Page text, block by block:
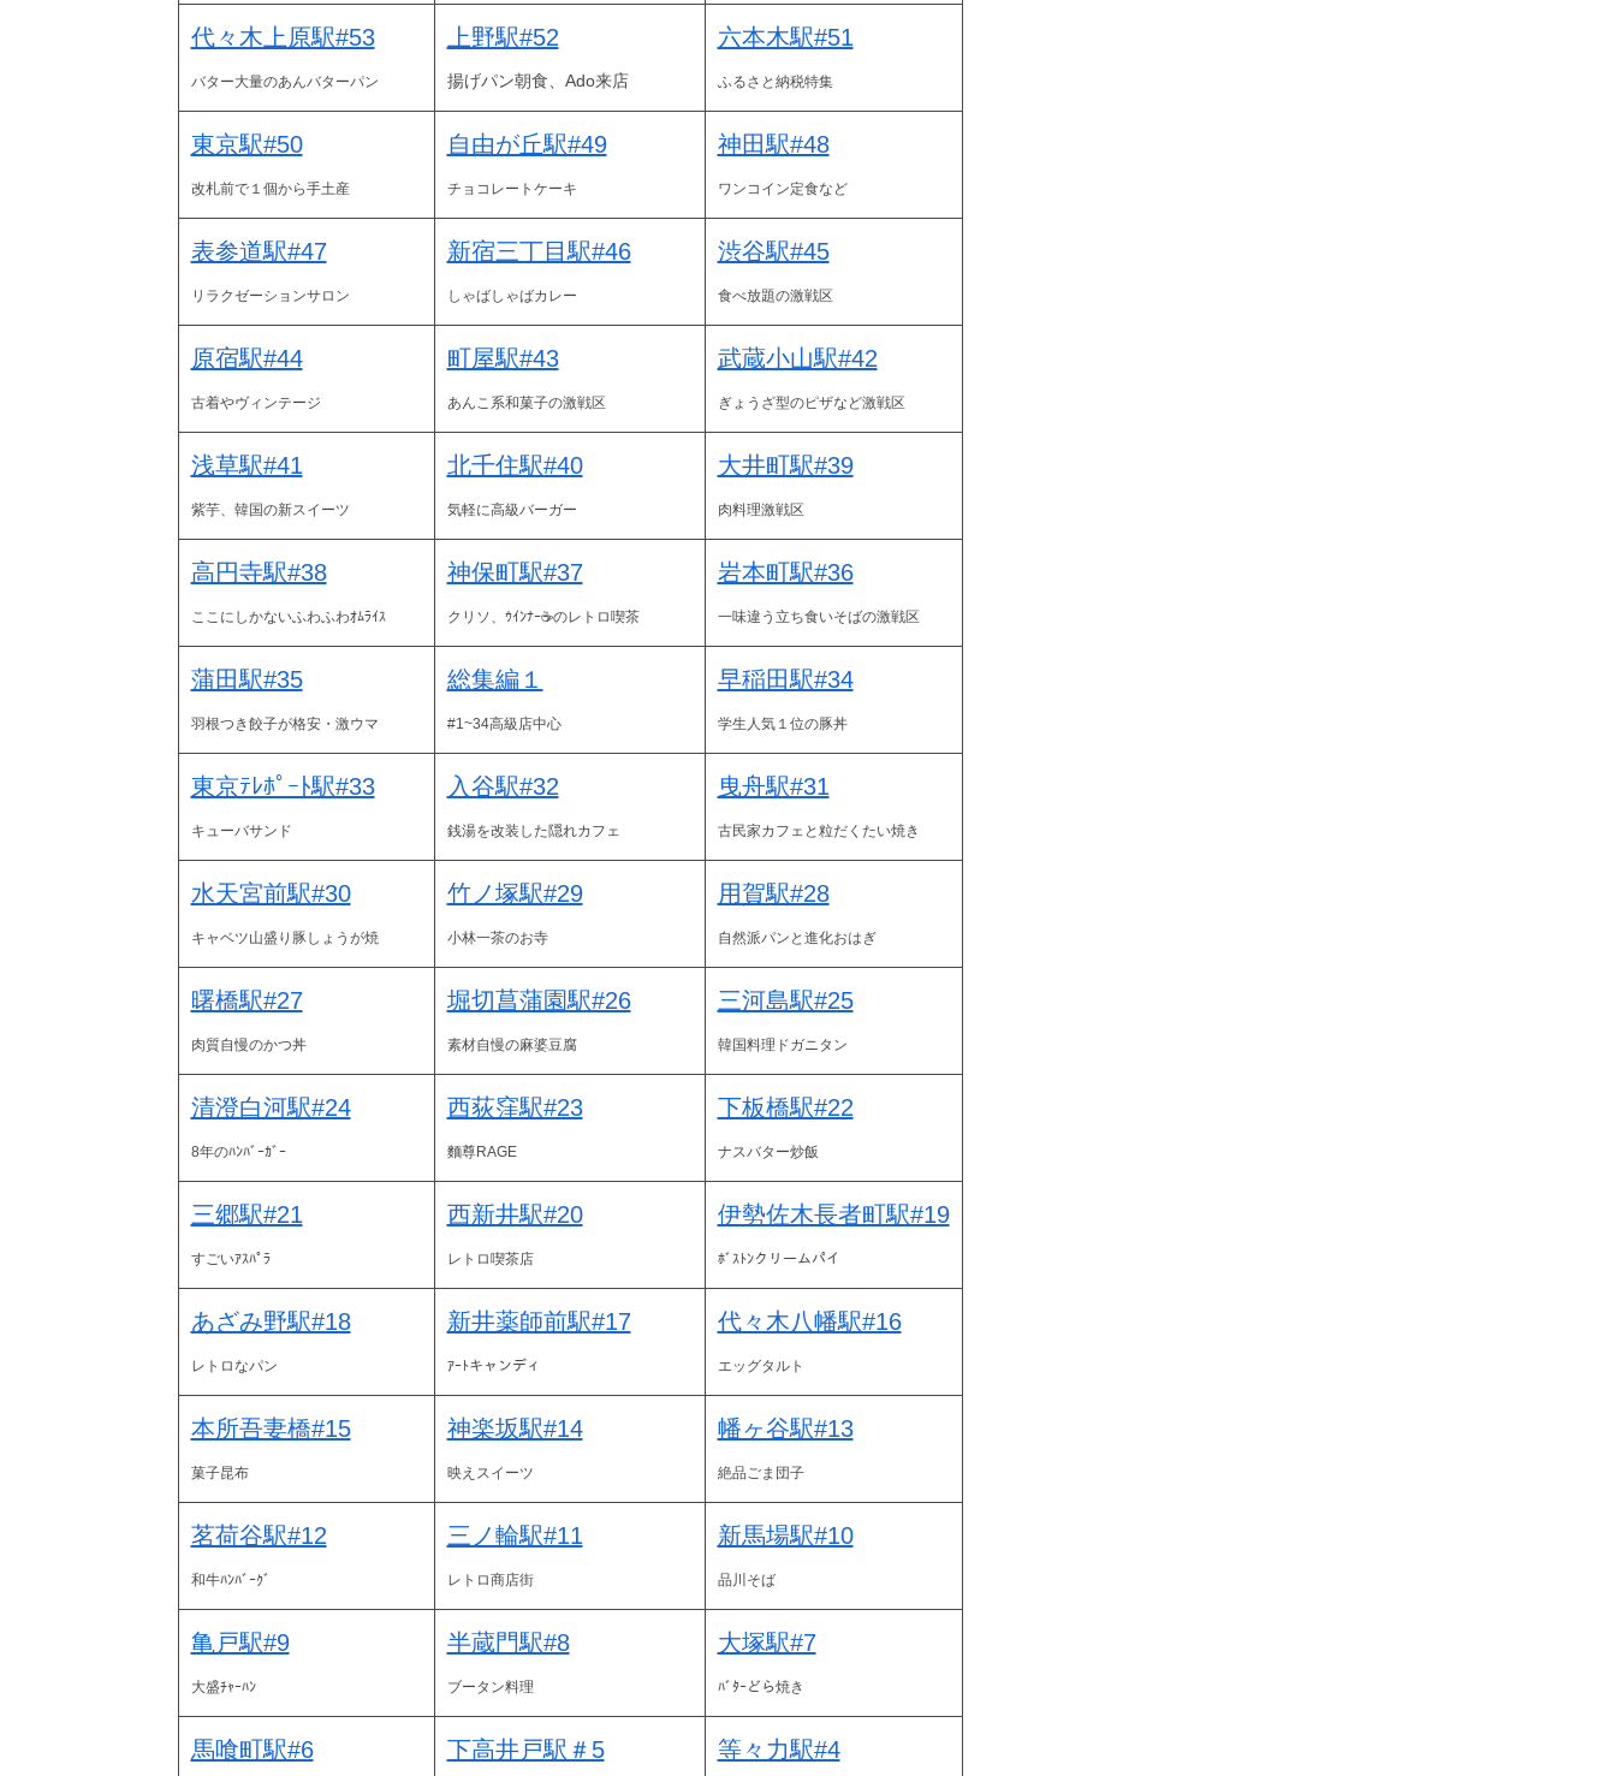
代々木上原駅#53
バター大量のあんバターパン
上野駅#52
揚げパン朝食、Ado来店
六本木駅#51
ふるさと納税特集
東京駅#50
改札前で１個から手土産
自由が丘駅#49
チョコレートケーキ
神田駅#48
ワンコイン定食など
表参道駅#47
リラクゼーションサロン
新宿三丁目駅#46
しゃばしゃばカレー
渋谷駅#45
食べ放題の激戦区
原宿駅#44
古着やヴィンテージ
町屋駅#43
あんこ系和菓子の激戦区
武蔵小山駅#42
ぎょうざ型のピザなど激戦区
浅草駅#41
紫芋、韓国の新スイーツ
北千住駅#40
気軽に高級バーガー
大井町駅#39
肉料理激戦区
高円寺駅#38
ここにしかないふわふわｵﾑﾗｲｽ
神保町駅#37
クリソ、ｳｲﾝﾅｰ☕のレトロ喫茶
岩本町駅#36
一味違う立ち食いそばの激戦区
蒲田駅#35
羽根つき餃子が格安・激ウマ
総集編１
#1~34高級店中心
早稲田駅#34
学生人気１位の豚丼
東京ﾃﾚﾎﾟｰﾄ駅#33
キューバサンド
入谷駅#32
銭湯を改装した隠れカフェ
曳舟駅#31
古民家カフェと粒だくたい焼き
水天宮前駅#30
キャベツ山盛り豚しょうが焼
竹ノ塚駅#29
小林一茶のお寺
用賀駅#28
自然派パンと進化おはぎ
曙橋駅#27
肉質自慢のかつ丼
堀切菖蒲園駅#26
素材自慢の麻婆豆腐
三河島駅#25
韓国料理ドガニタン
清澄白河駅#24
8年のﾊﾝﾊﾞｰｶﾞｰ
西荻窪駅#23
麵尊RAGE
下板橋駅#22
ナスバター炒飯
三郷駅#21
すごいｱｽﾊﾟﾗ
西新井駅#20
レトロ喫茶店
伊勢佐木長者町駅#19
ﾎﾞｽﾄﾝクリームパイ
あざみ野駅#18
レトロなパン
新井薬師前駅#17
ｱｰﾄキャンディ
代々木八幡駅#16
エッグタルト
本所吾妻橋#15
菓子昆布
神楽坂駅#14
映えスイーツ
幡ヶ谷駅#13
絶品ごま団子
茗荷谷駅#12
和牛ﾊﾝﾊﾞｰｸﾞ
三ノ輪駅#11
レトロ商店街
新馬場駅#10
品川そば
亀戸駅#9
大盛ﾁｬｰﾊﾝ
半蔵門駅#8
ブータン料理
大塚駅#7
ﾊﾞﾀｰどら焼き
馬喰町駅#6 下高井戸駅＃5 等々力駅#4